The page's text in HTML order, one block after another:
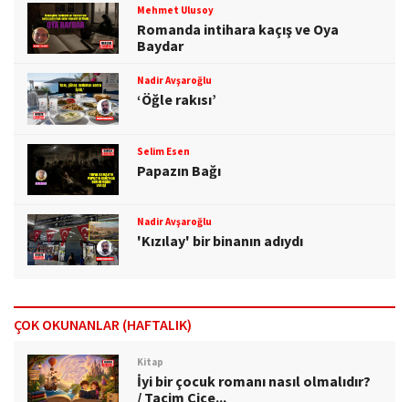
Mehmet Ulusoy
Romanda intihara kaçış ve Oya
Baydar
Nadir Avşaroğlu
‘Öğle rakısı’
Selim Esen
Papazın Bağı
Nadir Avşaroğlu
'Kızılay' bir binanın adıydı
ÇOK OKUNANLAR (HAFTALIK)
Kitap
İyi bir çocuk romanı nasıl olmalıdır?
/ Tacim Çiçe...